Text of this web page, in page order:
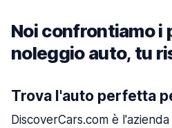
Noi confrontiamo i
noleggio auto, tu
Trova l'auto perfetta
DiscoverCars.com è